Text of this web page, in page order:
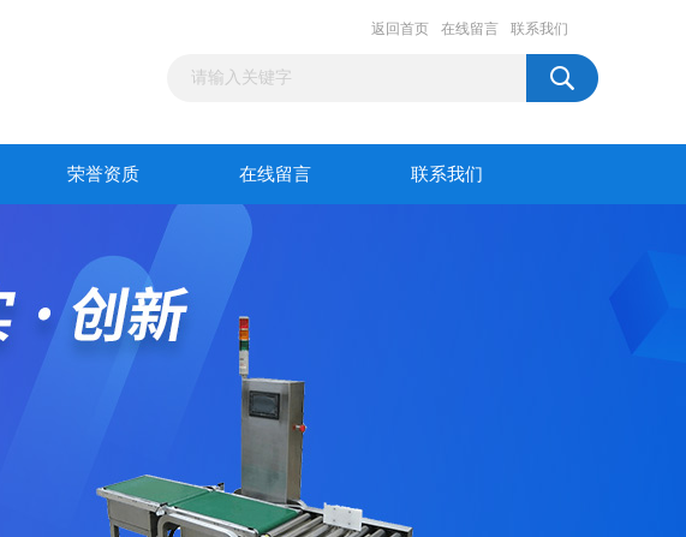
返回首页 在线留言 联系我们
荣誉资质 在线留言 联系我们